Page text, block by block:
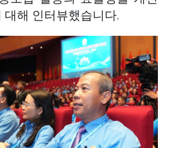
해 인터뷰했습니다.